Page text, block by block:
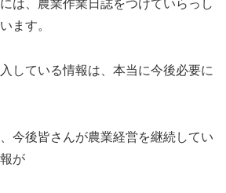
は、農業作業日誌をつけていらっし
ます。
している情報は、本当に今後必要に
今後皆さんが農業経営を継続してい
が